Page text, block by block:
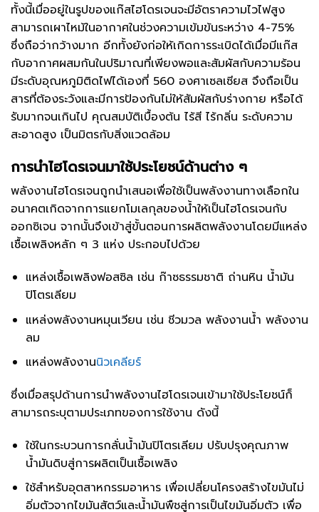
ทั้งนี้เมื่ออยู่ในรูปของแก๊สไฮโดรเจนจะมีอัตราความไวไฟสูง
สามารถเผาไหม้ในอากาศในช่วงความเข้มข้นระหว่าง 4-75%
ซึ่งถือว่ากว้างมาก อีกทั้งยังก่อให้เกิดการระเบิดได้เมื่อมีแก๊ส
กับอากาศผสมกันในปริมาณที่เพียงพอและสัมผัสกับความร้อน
มีระดับอุณหภูมิติดไฟได้เองที่ 560 องศาเซลเซียส จึงถือเป็น
สารที่ต้องระวังและมีการป้องกันไม่ให้สัมผัสกับร่างกาย หรือได้
รับมากจนเกินไป คุณสมบัติเบื้องต้น ไร้สี ไร้กลิ่น ระดับความ
สะอาดสูง เป็นมิตรกับสิ่งแวดล้อม
การนำไฮโดรเจนมาใช้ประโยชน์ด้านต่าง ๆ
พลังงานไฮโดรเจนถูกนำเสนอเพื่อใช้เป็นพลังงานทางเลือกใน
อนาคตเกิดจากการแยกโมเลกุลของน้ำให้เป็นไฮโดรเจนกับ
ออกซิเจน จากนั้นจึงเข้าสู่ขั้นตอนการผลิตพลังงานโดยมีแหล่ง
เชื้อเพลิงหลัก ๆ 3 แห่ง ประกอบไปด้วย
แหล่งเชื้อเพลิงฟอสซิล เช่น ก๊าซธรรมชาติ ถ่านหิน น้ำมัน
ปิโตรเลียม
แหล่งพลังงานหมุนเวียน เช่น ชีวมวล พลังงานน้ำ พลังงาน
ลม
แหล่งพลังงานนิวเคลียร์
ซึ่งเมื่อสรุปด้านการนำพลังงานไฮโดรเจนเข้ามาใช้ประโยชน์ก็
สามารถระบุตามประเภทของการใช้งาน ดังนี้
ใช้ในกระบวนการกลั่นน้ำมันปิโตรเลียม ปรับปรุงคุณภาพ
น้ำมันดิบสู่การผลิตเป็นเชื้อเพลิง
ใช้สำหรับอุตสาหกรรมอาหาร เพื่อเปลี่ยนโครงสร้างไขมันไม่
อิ่มตัวจากไขมันสัตว์และน้ำมันพืชสู่การเป็นไขมันอิ่มตัว เพื่อ